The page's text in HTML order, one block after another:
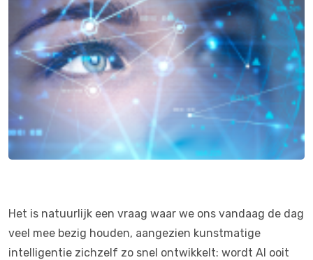
Het is natuurlijk een vraag waar we ons vandaag de dag
veel mee bezig houden, aangezien kunstmatige
intelligentie zichzelf zo snel ontwikkelt: wordt AI ooit